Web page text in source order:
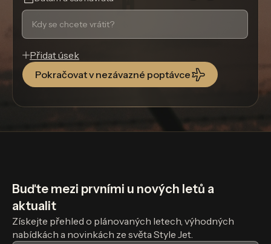
Pokračovat v nezávazné poptávce
Přidat úsek
Buďte mezi prvními u nových letů a
aktualit
Získejte přehled o plánovaných letech, výhodných
nabídkách a novinkách ze světa Style Jet.